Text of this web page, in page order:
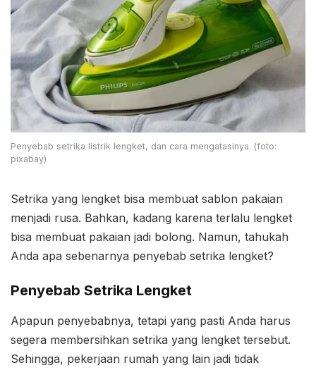
Penyebab setrika listrik lengket, dan cara mengatasinya. (foto:
pixabay)
Setrika yang lengket bisa membuat sablon pakaian
menjadi rusa. Bahkan, kadang karena terlalu lengket
bisa membuat pakaian jadi bolong. Namun, tahukah
Anda apa sebenarnya penyebab setrika lengket?
Penyebab Setrika Lengket
Apapun penyebabnya, tetapi yang pasti Anda harus
segera membersihkan setrika yang lengket tersebut.
Sehingga, pekerjaan rumah yang lain jadi tidak